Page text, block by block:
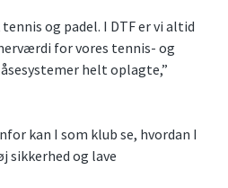
og padel. I DTF er vi altid
for vores tennis- og
helt oplagte,”
kan I som klub se, hvordan I
sikkerhed og lave